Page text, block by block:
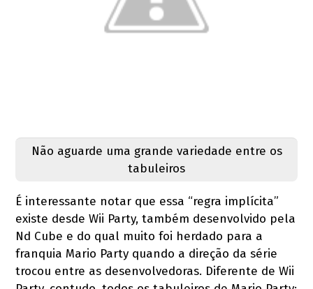
Não aguarde uma grande variedade entre os
tabuleiros
É interessante notar que essa “regra implícita”
existe desde Wii Party, também desenvolvido pela
Nd Cube e do qual muito foi herdado para a
franquia Mario Party quando a direção da série
trocou entre as desenvolvedoras. Diferente de Wii